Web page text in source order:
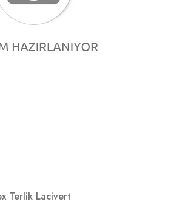
Terlik Lacivert